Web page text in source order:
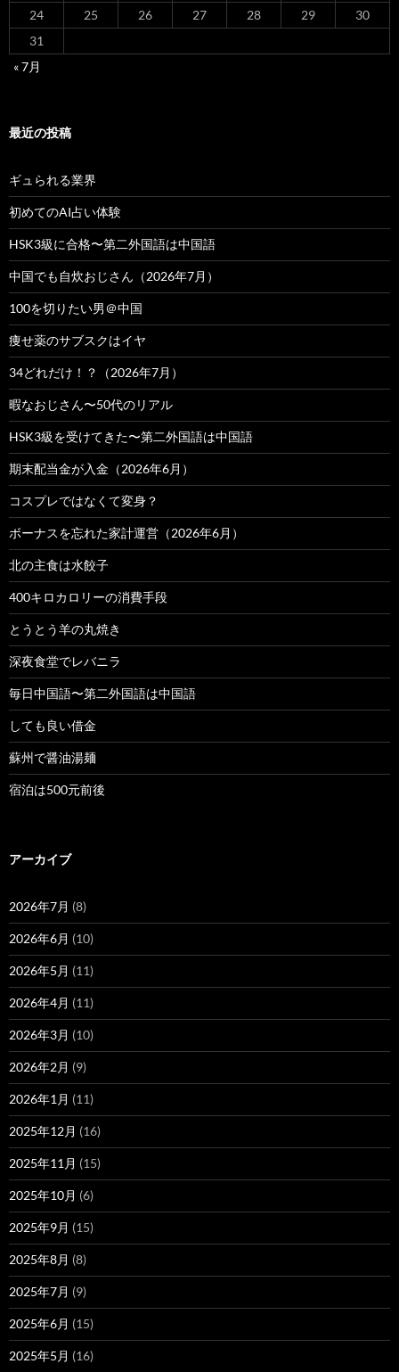
24
25 26 27 28 29
30
31
« 7月
最近の投稿
ギュられる業界
初めてのAI占い体験
HSK3級に合格〜第二外国語は中国語
中国でも自炊おじさん（2026年7月）
100を切りたい男＠中国
痩せ薬のサブスクはイヤ
34どれだけ！？（2026年7月）
暇なおじさん〜50代のリアル
HSK3級を受けてきた〜第二外国語は中国語
期末配当金が入金（2026年6月）
コスプレではなくて変身？
ボーナスを忘れた家計運営（2026年6月）
北の主食は水餃子
400キロカロリーの消費手段
とうとう羊の丸焼き
深夜食堂でレバニラ
毎日中国語〜第二外国語は中国語
しても良い借金
蘇州で醤油湯麺
宿泊は500元前後
アーカイブ
2026年7月 (8)
2026年6月 (10)
2026年5月 (11)
2026年4月 (11)
2026年3月 (10)
2026年2月 (9)
2026年1月 (11)
2025年12月 (16)
2025年11月 (15)
2025年10月 (6)
2025年9月 (15)
2025年8月 (8)
2025年7月 (9)
2025年6月 (15)
2025年5月 (16)